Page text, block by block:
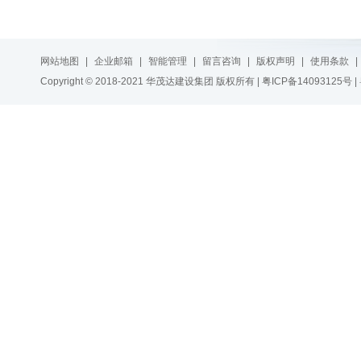
网站地图 企业邮箱 智能管理 留言咨询 版权声明 使用条款
Copyright © 2018-2021 华茂达建设集团 版权所有 | 粤ICP备14093125号